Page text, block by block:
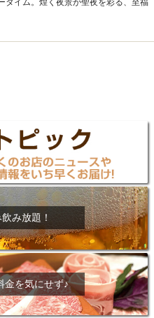
タイム。煌く夜景が聖夜を彩る、至福
み放題！
金を気にせず♪